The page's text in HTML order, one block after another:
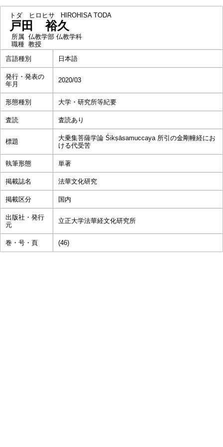
トダ ヒロヒサ HIROHISA TODA
戸田 裕久
所属 仏教学部 仏教学科
職種 教授
言語種別
日本語
発行・発表の
年月
2020/03
形態種別 大学・研究所等紀要
査読 査読あり
標題
大乗集菩薩学論 Śikṣāsamuccaya 所引の金剛幢経にお
ける代受苦
執筆形態 単著
掲載誌名 法華文化研究
掲載区分 国内
出版社・発行
元
立正大学法華経文化研究所
巻・号・頁 (46)